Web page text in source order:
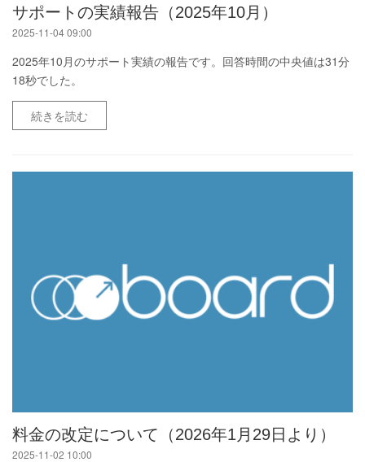
サポートの実績報告（2025年10月）
2025-11-04 09:00
2025年10月のサポート実績の報告です。回答時間の中央値は31分
18秒でした。
続きを読む
料金の改定について（2026年1月29日より）
2025-11-02 10:00